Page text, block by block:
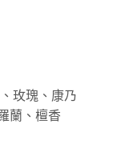
玫瑰、康乃
蘭、檀香